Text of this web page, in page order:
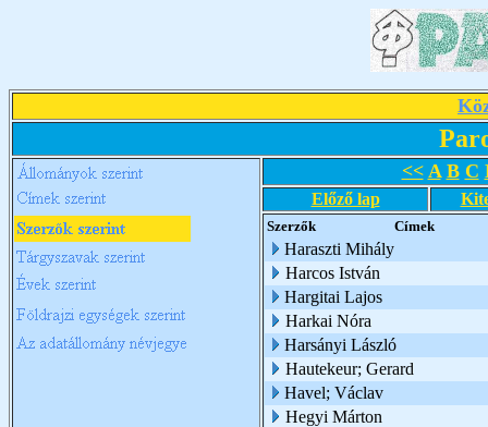
<< A B C
Előző lap
Szerzők Címek
Haraszti Mihály
Harcos István
Hargitai Lajos
Harkai Nóra
Harsányi László
Hautekeur; Gerard
Havel; Václav
Hegyi Márton